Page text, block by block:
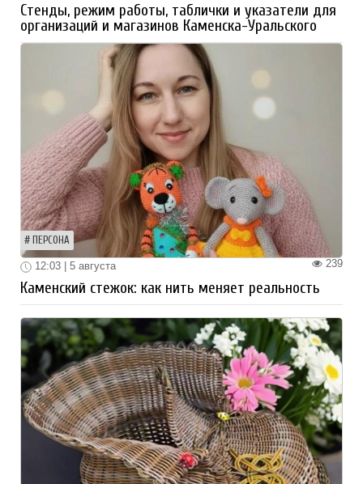
Стенды, режим работы, таблички и указатели для
организаций и магазинов Каменска-Уральского
ПЕРСОНА
239
12:03 | 5 августа
Каменский стежок: как нить меняет реальность